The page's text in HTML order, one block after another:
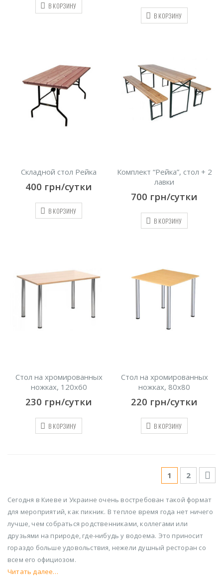
В КОРЗИНУ
В КОРЗИНУ
Складной стол Рейка
400 грн/сутки
В КОРЗИНУ
Комплект “Рейка”, стол + 2
лавки
700 грн/сутки
В КОРЗИНУ
Стол на хромированных
ножках, 120х60
230 грн/сутки
В КОРЗИНУ
Стол на хромированных
ножках, 80х80
220 грн/сутки
В КОРЗИНУ
1 2
Сегодня в Киеве и Украине очень востребован такой формат
для мероприятий, как пикник. В теплое время года нет ничего
лучше, чем собраться родственниками, коллегами или
друзьями на природе, где-нибудь у водоема. Это приносит
гораздо больше удовольствия, нежели душный ресторан со
всем его официозом.
Читать далее…